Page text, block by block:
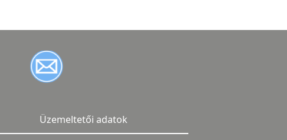
Üzemeltetői adatok